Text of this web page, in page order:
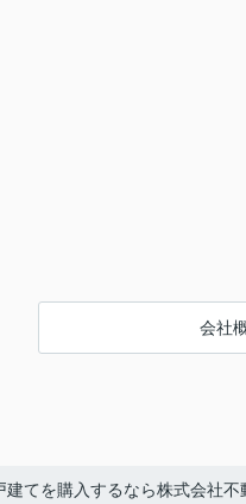
会社
建てを購入するなら株式会社不